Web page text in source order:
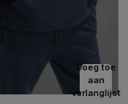
Voeg toe
aan
verlanglijst